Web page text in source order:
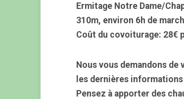
Ermitage Notre Dame/
310m, environ 6h de
Coût du covoiturage: 28€
Nous vous demandons de
les dernières informations
Pensez à apporter des